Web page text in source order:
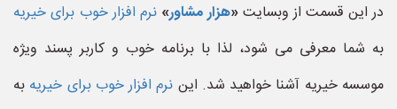
در این قسمت از وبسایت«هزار مشاور» نرم افزار خوب برای خیریه
به شما معرفی می شود، لذا با برنامه خوب و کاربر پسند ویژه
موسسه خیریه آشنا خواهید شد. این نرم افزار خوب برای خیریه به